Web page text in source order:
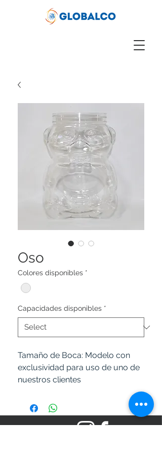
Oso
Colores disponibles *
Capacidades disponibles *
Tamaño de Boca: Modelo con
exclusividad para uso de uno de
nuestros clientes